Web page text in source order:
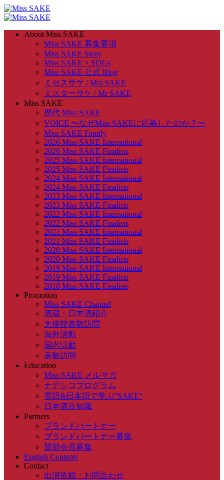
About Miss SAKE
Miss SAKE 募集要項
Miss SAKE Story
Miss SAKE × SDGs
Miss SAKE 公式 Blog
ミセスサケ / Mrs SAKE
ミスターサケ / Mr SAKE
Miss SAKE
歴代 Miss SAKE
VOICE 〜なぜMiss SAKEに応募したのか？〜
Miss SAKE Family
2026 Miss SAKE International
2026 Miss SAKE Finalists
2025 Miss SAKE International
2025 Miss SAKE Finalists
2024 Miss SAKE International
2024 Miss SAKE Finalists
2023 Miss SAKE International
2023 Miss SAKE Finalists
2022 Miss SAKE International
2022 Miss SAKE Finalists
2021 Miss SAKE International
2021 Miss SAKE Finalists
2020 Miss SAKE International
2020 Miss SAKE Finalists
2019 Miss SAKE International
2019 Miss SAKE Finalists
2018 Miss SAKE Finalists
Promotion
Miss SAKE Channel
酒蔵・日本酒紹介
大使館表敬訪問
海外活動
国内活動
表敬訪問
Education
Miss SAKE メルマガ
ナデシコプログラム
英語&日本語で学ぶ”SAKE”
日本酒豆知識
Partners
ブランドパートナー
ブランドパートナー募集
賛助会員募集
English Contents
Contact
出演依頼・お問合わせ